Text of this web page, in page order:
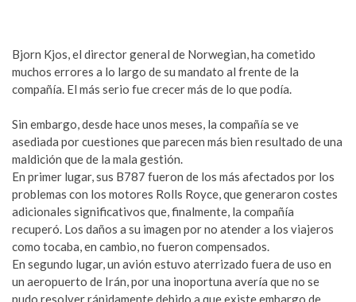
Bjorn Kjos, el director general de Norwegian, ha cometido
muchos errores a lo largo de su mandato al frente de la
compañía. El más serio fue crecer más de lo que podía.
Sin embargo, desde hace unos meses, la compañía se ve
asediada por cuestiones que parecen más bien resultado de una
maldición que de la mala gestión.
En primer lugar, sus B787 fueron de los más afectados por los
problemas con los motores Rolls Royce, que generaron costes
adicionales significativos que, finalmente, la compañía
recuperó. Los daños a su imagen por no atender a los viajeros
como tocaba, en cambio, no fueron compensados.
En segundo lugar, un avión estuvo aterrizado fuera de uso en
un aeropuerto de Irán, por una inoportuna avería que no se
pudo resolver rápidamente debido a que existe embargo de